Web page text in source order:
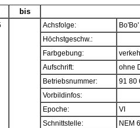
bis
Achsfolge:
Bo'Bo'
Höchstgeschw.:
Farbgebung:
Aufschrift:
ohne
Betriebsnummer:
91 80
Vorbildinfos:
Epoche:
VI
Schnittstelle:
NEM